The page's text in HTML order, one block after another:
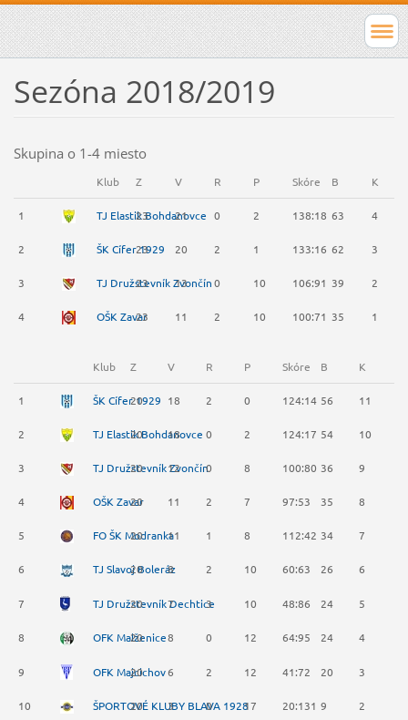
Sezóna 2018/2019
Skupina o 1-4 miesto
Klub Z V R P Skóre B K
1 TJ Elastik Bohdanovce
23 21 0 2 138:18 63 4
2 ŠK Cífer 1929
23 20 2 1 133:16 62 3
3 TJ Družstevník Zvončín
23 13 0 10 106:91 39 2
4 OŠK Zavar
23 11 2 10 100:71 35 1
Klub Z V R P Skóre B K
1 ŠK Cífer 1929
20 18 2 0 124:14 56 11
2 TJ Elastik Bohdanovce
20 18 0 2 124:17 54 10
3 TJ Družstevník Zvončín
20 12 0 8 100:80 36 9
4 OŠK Zavar
20 11 2 7 97:53 35 8
5 FO ŠK Modranka
20 11 1 8 112:42 34 7
6 TJ Slavoj Boleráz
20 8 2 10 60:63 26 6
7 TJ Družstevník Dechtice
20 7 3 10 48:86 24 5
8 OFK Malženice
20 8 0 12 64:95 24 4
9 OFK Majcichov
20 6 2 12 41:72 20 3
10 ŠPORTOVÉ KLUBY BLAVA 1928
20 3 0 17 20:131 9 2